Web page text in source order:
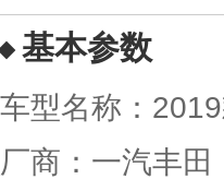
基本参数
车型名称：
厂商：一汽丰田